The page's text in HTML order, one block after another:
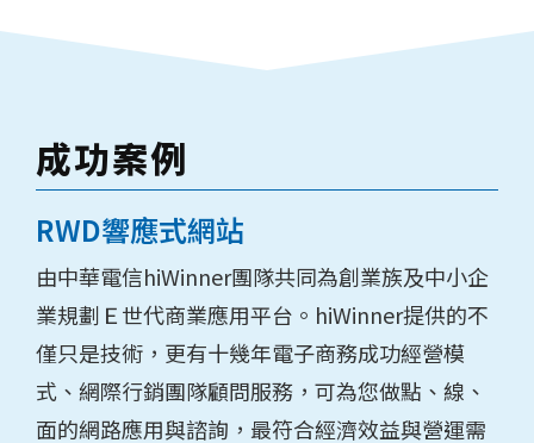
成功案例
RWD響應式網站
由中華電信hiWinner團隊共同為創業族及中小企
業規劃Ｅ世代商業應用平台。hiWinner提供的不
僅只是技術，更有十幾年電子商務成功經營模
式、網際行銷團隊顧問服務，可為您做點、線、
面的網路應用與諮詢，最符合經濟效益與營運需